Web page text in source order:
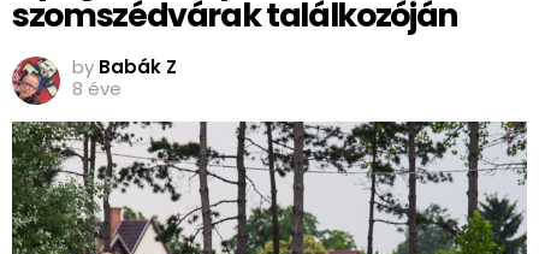
szomszédvárak találkozóján
by Babák Z
8 éve